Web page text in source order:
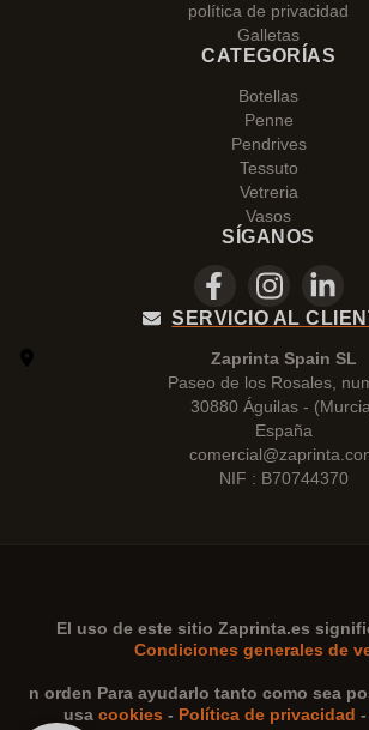
política de privacidad
Galletas
CATEGORÍAS
Botellas
Penne
Pendrives
Tessuto
Vetreria
Vasos
SÍGANOS
SERVICIO AL
Zaprinta Spain SL
Paseo de los Rosales,
30880 Águilas -
España
NIF : B70744370
El uso de este sitio Zaprinta.es
Condiciones generales de
n orden Para ayudarlo tanto como sea
usa cookies - Política de privacidad -